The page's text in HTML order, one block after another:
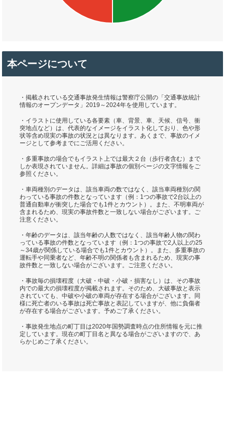
本ページについて
・掲載されている交通事故発生情報は警察庁公開の「交通事故統計
情報のオープンデータ」2019～2024年を使用しています。
・イラストに使用している各要素（車、背景、車、天候、信号、衝
突地点など）は、代表的なイメージをイラスト化しており、色や形
状等含め現実の事故の状況とは異なります。あくまで、事故のイメ
ージとして参考までにご活用ください。
・多重事故の場合でもイラスト上では最大２台（歩行者含む）まで
しか表現されていません。詳細は事故の個別ページの文字情報をご
参照ください。
・車両種別のデータは、該当車両の数ではなく、該当車両種別の関
わっている事故の件数となっています（例：1つの事故で2台以上の
普通自動車が衝突した場合でも1件とカウント）。また、不明車両が
含まれるため、現実の事故件数と一致しない場合がございます。ご
注意ください。
・年齢のデータは、該当年齢の人数ではなく、該当年齢人物の関わ
っている事故の件数となっています（例：1つの事故で2人以上の25
～34歳が関係している場合でも1件とカウント）。また、多重事故の
運転手や同乗者など、年齢不明の関係者も含まれるため、現実の事
故件数と一致しない場合がございます。ご注意ください。
・事故毎の損壊程度（大破・中破・小破・損害なし）は、その事故
内での最大の損壊程度が掲載されます。そのため、大破事故と表示
されていても、中破や小破の車両が存在する場合がございます。同
様に死亡者のいる事故は死亡事故と表記していますが、他に負傷者
が存在する場合がございます。予めご了承ください。
・事故発生地点の町丁目は2020年国勢調査時点の住所情報を元に推
定しています。現在の町丁目名と異なる場合がございますので、あ
らかじめご了承ください。